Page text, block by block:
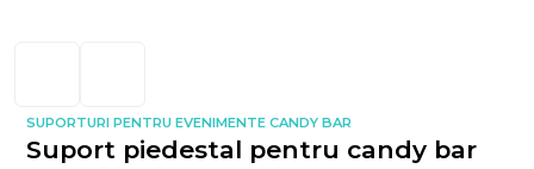
Suport piedestal pentru candy bar
SPEv 32